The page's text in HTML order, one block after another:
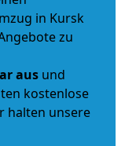
in Kursk
zu
aus und
kostenlose
halten unsere